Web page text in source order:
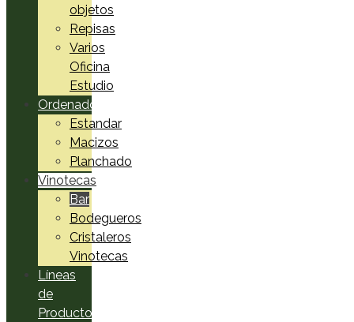
objetos
Repisas
Varios
Oficina
Estudio
Ordenadores
Estandar
Macizos
Planchado
Vinotecas
Bar
Bodegueros
Cristaleros
Vinotecas
Líneas
de
Productos